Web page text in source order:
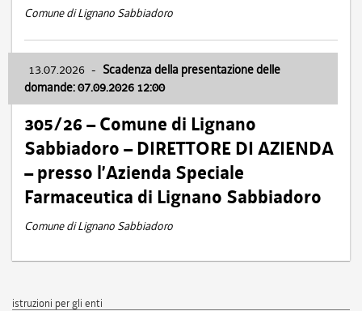
Comune di Lignano Sabbiadoro
13.07.2026 - Scadenza della presentazione delle
domande: 07.09.2026 12:00
305/26 – Comune di Lignano
Sabbiadoro – DIRETTORE DI AZIENDA
– presso l’Azienda Speciale
Farmaceutica di Lignano Sabbiadoro
Comune di Lignano Sabbiadoro
istruzioni per gli enti